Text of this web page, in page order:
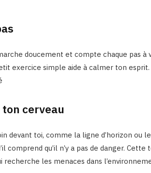
doucement et compte chaque pas à
exercice simple aide à calmer ton
cerveau
devant toi, comme la ligne d’horizon ou
comprend qu’il n’y a pas de danger.
les menaces dans